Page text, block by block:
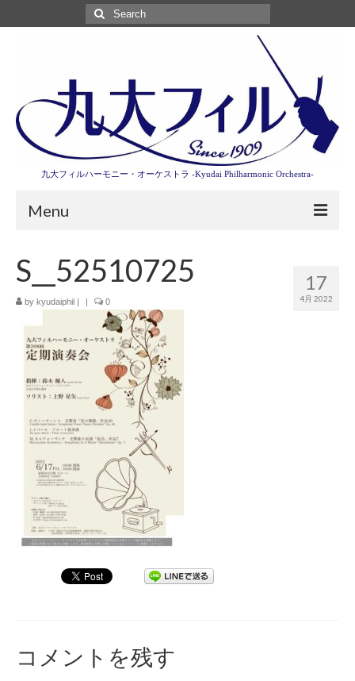
Search
for:
九大フィルハーモニー・オーケストラ -Kyudai Philharmonic Orchestra-
Menu
演奏会情報
卒業記念演奏会2027
九大フィルとは
九大フィルの歴史
ご寄付のお願い
演奏会の歴史
出張演奏
九大フィル特集ページ
団員専用ページ
17
4月 2022
S__52510725
by kyudaiphil 0
コメントを残す